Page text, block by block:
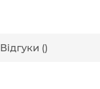
Відгуки ()